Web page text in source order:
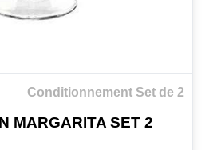
Conditionnement Set de 2
MARGARITA SET 2